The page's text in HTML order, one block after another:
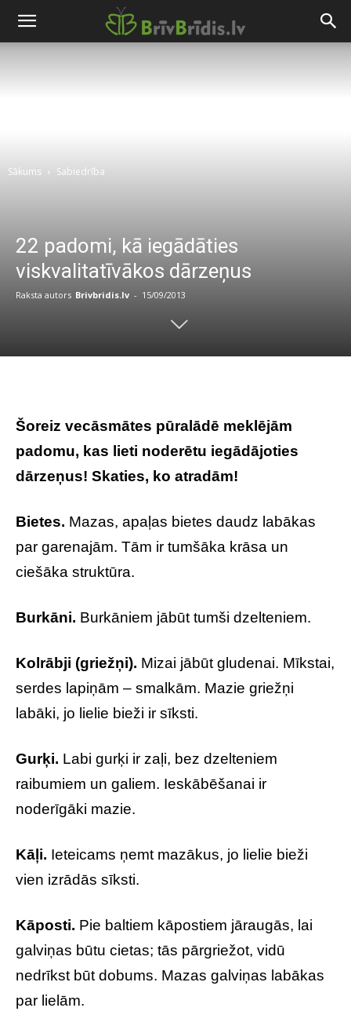
Sākums Sabiedrība
22 padomi, kā iegādāties
viskvalitatīvākos dārzeņus
Raksta autors Brivbridis.lv - 15/09/2013
Šoreiz vecāsmātes pūralādē meklējām
padomu, kas lieti noderētu iegādājoties
dārzeņus! Skaties, ko atradām!
Bietes. Mazas, apaļas bietes daudz labākas
par garenajām. Tām ir tumšāka krāsa un
ciešāka struktūra.
Burkāni. Burkāniem jābūt tumši dzelteniem.
Kolrābji (griežņi). Mizai jābūt gludenai. Mīkstai,
serdes lapiņām – smalkām. Mazie griežņi
labāki, jo lielie bieži ir sīksti.
Gurķi. Labi gurķi ir zaļi, bez dzelteniem
raibumiem un galiem. Ieskābēšanai ir
noderīgāki mazie.
Kāļi. Ieteicams ņemt mazākus, jo lielie bieži
vien izrādās sīksti.
Kāposti. Pie baltiem kāpostiem jāraugās, lai
galviņas būtu cietas; tās pārgriežot, vidū
nedrīkst būt dobums. Mazas galviņas labākas
par lielām.